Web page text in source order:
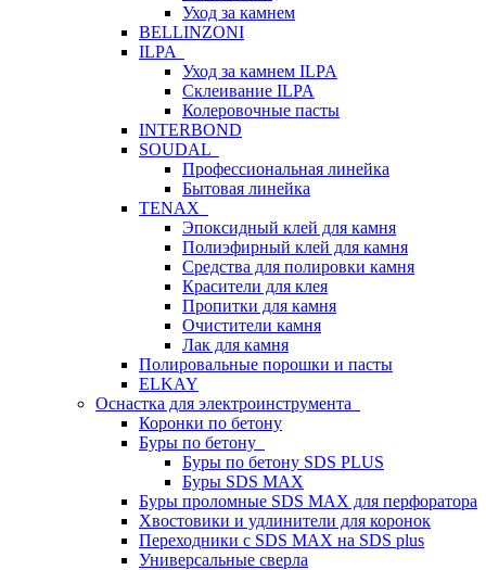
Уход за камнем
BELLINZONI
ILPA
Уход за камнем ILPA
Склеивание ILPA
Колеровочные пасты
INTERBOND
SOUDAL
Профессиональная линейка
Бытовая линейка
TENAX
Эпоксидный клей для камня
Полиэфирный клей для камня
Средства для полировки камня
Красители для клея
Пропитки для камня
Очистители камня
Лак для камня
Полировальные порошки и пасты
ELKAY
Оснастка для электроинструмента
Коронки по бетону
Буры по бетону
Буры по бетону SDS PLUS
Буры SDS MAX
Буры проломные SDS MAX для перфоратора
Хвостовики и удлинители для коронок
Переходники с SDS MAX на SDS plus
Универсальные сверла